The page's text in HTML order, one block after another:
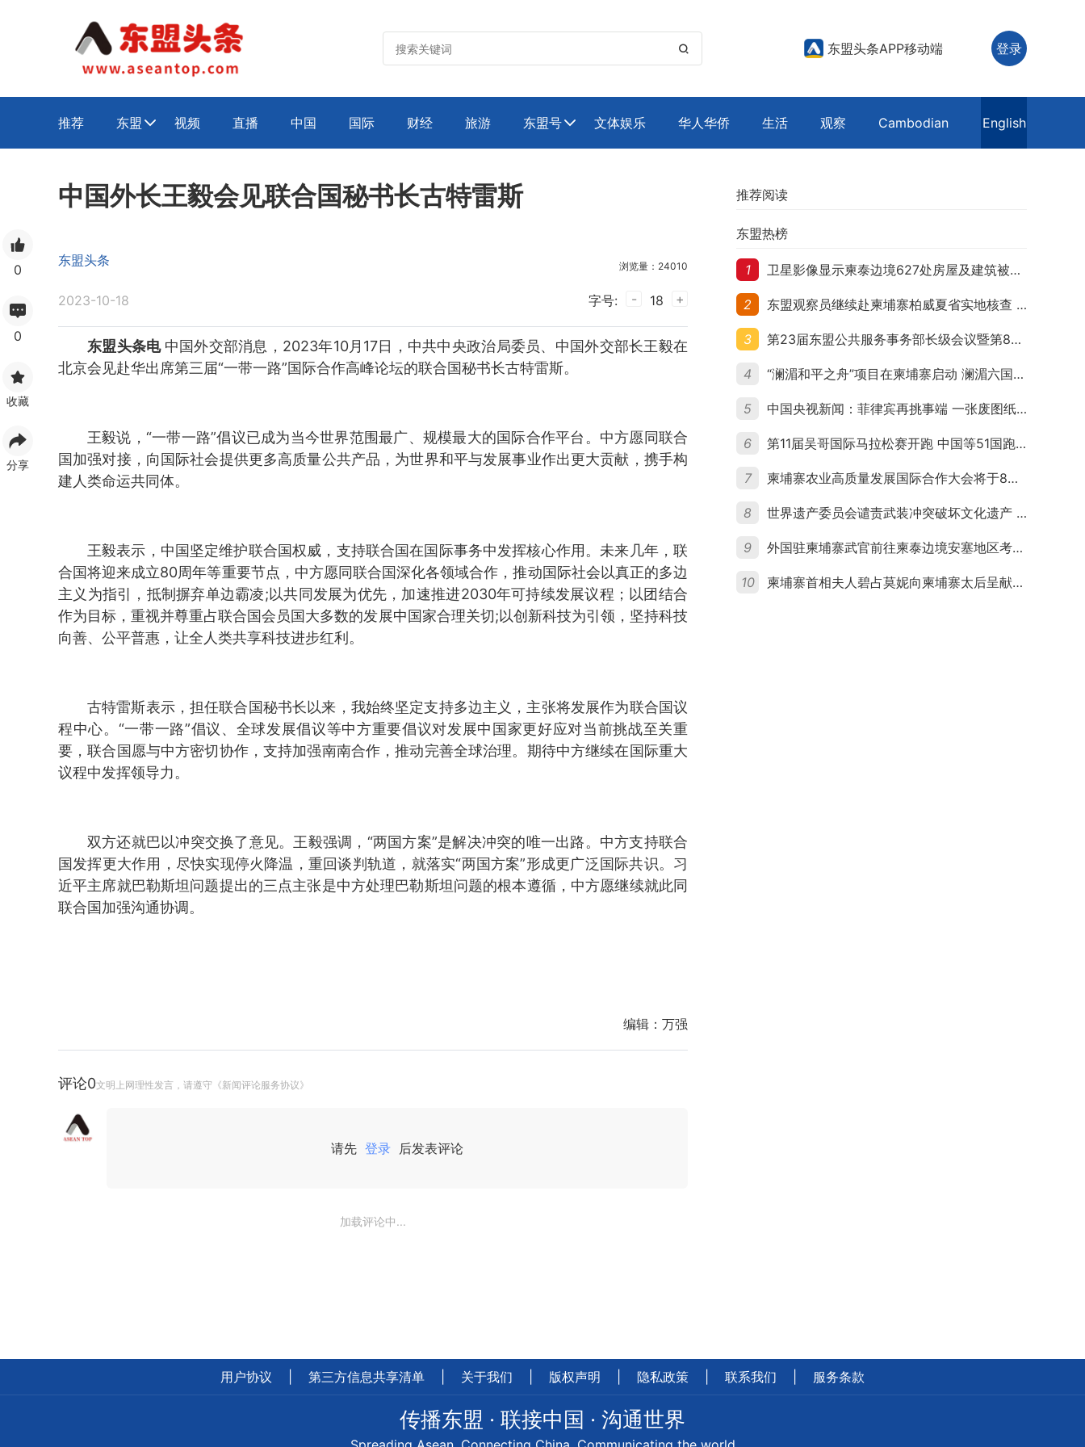
 东盟头条APP移动端 登录
推荐 东盟  视频 直播 中国 国际 财经 旅游 东盟号 文体娱乐 华人华侨 生活 观察 Cambodian English
0
0
收藏
分享
中国外长王毅会见联合国秘书长古特雷斯
东盟头条 浏览量：24010
2023-10-18 字号: - 18 +
东盟头条电 中国外交部消息，2023年10月17日，中共中央政治局委员、中国外交部长王毅在
北京会见赴华出席第三届“一带一路”国际合作高峰论坛的联合国秘书长古特雷斯。
王毅说，“一带一路”倡议已成为当今世界范围最广、规模最大的国际合作平台。中方愿同联合
国加强对接，向国际社会提供更多高质量公共产品，为世界和平与发展事业作出更大贡献，携手构
建人类命运共同体。
王毅表示，中国坚定维护联合国权威，支持联合国在国际事务中发挥核心作用。未来几年，联
合国将迎来成立80周年等重要节点，中方愿同联合国深化各领域合作，推动国际社会以真正的多边
主义为指引，抵制摒弃单边霸凌;以共同发展为优先，加速推进2030年可持续发展议程；以团结合
作为目标，重视并尊重占联合国会员国大多数的发展中国家合理关切;以创新科技为引领，坚持科技
向善、公平普惠，让全人类共享科技进步红利。
古特雷斯表示，担任联合国秘书长以来，我始终坚定支持多边主义，主张将发展作为联合国议
程中心。“一带一路”倡议、全球发展倡议等中方重要倡议对发展中国家更好应对当前挑战至关重
要，联合国愿与中方密切协作，支持加强南南合作，推动完善全球治理。期待中方继续在国际重大
议程中发挥领导力。
双方还就巴以冲突交换了意见。王毅强调，“两国方案”是解决冲突的唯一出路。中方支持联合
国发挥更大作用，尽快实现停火降温，重回谈判轨道，就落实“两国方案”形成更广泛国际共识。习
近平主席就巴勒斯坦问题提出的三点主张是中方处理巴勒斯坦问题的根本遵循，中方愿继续就此同
联合国加强沟通协调。
编辑： 万强
评论0文明上网理性发言，请遵守《新闻评论服务协议》
请先 登录 后发表评论
加载评论中...
推荐阅读
东盟热榜
1 卫星影像显示柬泰边境627处房屋及建筑被夷平 人权组织呼吁保护平民财产
2 东盟观察员继续赴柬埔寨柏威夏省实地核查 走访遭袭柬埔寨平民村庄
3 第23届东盟公共服务事务部长级会议暨第8届东盟与中日韩公共服务事务部长级会议在柬埔寨暹粒开幕
4 “澜湄和平之舟”项目在柬埔寨启动 澜湄六国青年共话和平与发展
5 中国央视新闻：菲律宾再挑事端 一张废图纸划不走中国黄岩岛
6 第11届吴哥国际马拉松赛开跑 中国等51国跑者齐聚暹粒
7 柬埔寨农业高质量发展国际合作大会将于8月20日举行
8 世界遗产委员会谴责武装冲突破坏文化遗产 柬埔寨呼吁依法追责并加强国际合作
9 外国驻柬埔寨武官前往柬泰边境安塞地区考察 柬方介绍“危险握手”事件及边境情况
10 柬埔寨首相夫人碧占莫妮向柬埔寨太后呈献世界女童军“卓越领袖奖”
用户协议 第三方信息共享清单 关于我们 版权声明 隐私政策 联系我们 服务条款
传播东盟 · 联接中国 · 沟通世界